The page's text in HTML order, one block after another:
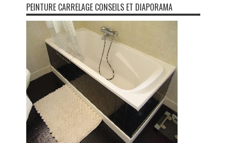
PEINTURE CARRELAGE CONSEILS ET DIAPORAMA